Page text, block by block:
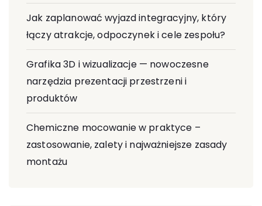
Jak zaplanować wyjazd integracyjny, który
łączy atrakcje, odpoczynek i cele zespołu?
Grafika 3D i wizualizacje — nowoczesne
narzędzia prezentacji przestrzeni i
produktów
Chemiczne mocowanie w praktyce –
zastosowanie, zalety i najważniejsze zasady
montażu